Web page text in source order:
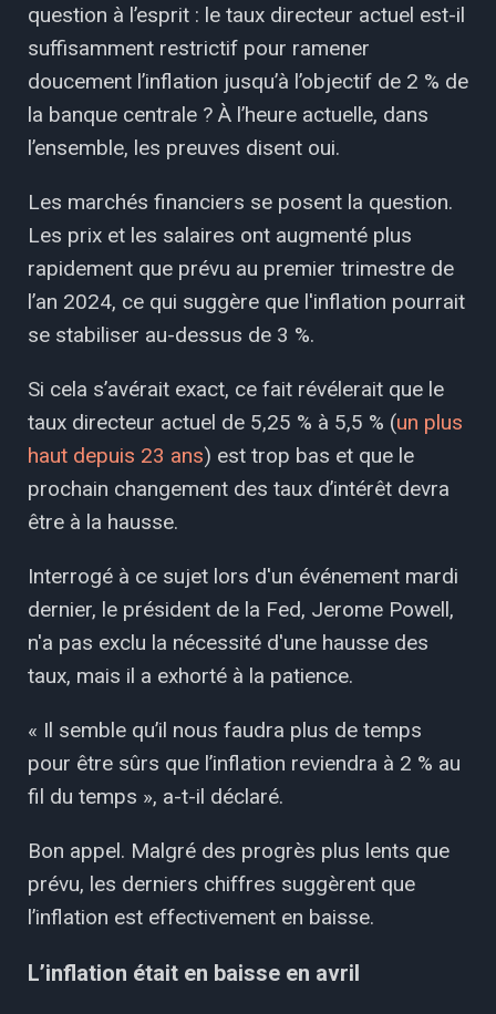
question à l’esprit : le taux directeur actuel est-il
suffisamment restrictif pour ramener
doucement l’inflation jusqu’à l’objectif de 2 % de
la banque centrale ? À l’heure actuelle, dans
l’ensemble, les preuves disent oui.
Les marchés financiers se posent la question.
Les prix et les salaires ont augmenté plus
rapidement que prévu au premier trimestre de
l’an 2024, ce qui suggère que l'inflation pourrait
se stabiliser au-dessus de 3 %.
Si cela s’avérait exact, ce fait révélerait que le
taux directeur actuel de 5,25 % à 5,5 % (un plus
haut depuis 23 ans) est trop bas et que le
prochain changement des taux d’intérêt devra
être à la hausse.
Interrogé à ce sujet lors d'un événement mardi
dernier, le président de la Fed, Jerome Powell,
n'a pas exclu la nécessité d'une hausse des
taux, mais il a exhorté à la patience.
« Il semble qu’il nous faudra plus de temps
pour être sûrs que l’inflation reviendra à 2 % au
fil du temps », a-t-il déclaré.
Bon appel. Malgré des progrès plus lents que
prévu, les derniers chiffres suggèrent que
l’inflation est effectivement en baisse.
L’inflation était en baisse en avril